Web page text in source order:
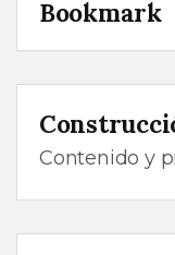
Bookmark
Contenido y